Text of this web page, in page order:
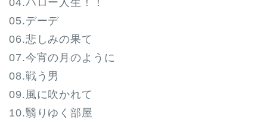
04.ハロー人生！！
05.デーデ
06.悲しみの果て
07.今宵の月のように
08.戦う男
09.風に吹かれて
10.翳りゆく部屋